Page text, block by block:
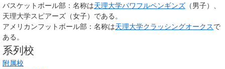
バスケットボール部：名称は天理大学パワフルペンギンズ （男子）、
天理大学スピアーズ（女子）である。
アメリカンフットボール部：名称は天理大学クラッシングオークスで
ある。
系列校
附属校